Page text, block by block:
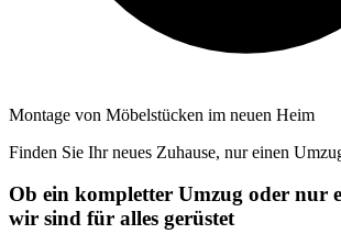
Montage von Möbelstücken im neuen Heim
Finden Sie Ihr neues Zuhause, nur einen
Ob ein kompletter Umzug oder nur
wir sind für alles gerüstet